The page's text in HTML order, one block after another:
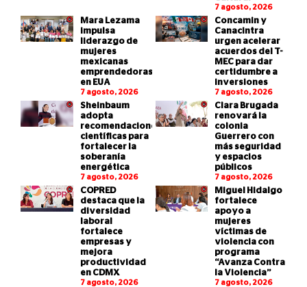
7 agosto, 2026
Mara Lezama
impulsa
liderazgo de
mujeres
mexicanas
emprendedoras
en EUA
7 agosto, 2026
Concamin y
Canacintra
urgen acelerar
acuerdos del T-
MEC para dar
certidumbre a
inversiones
7 agosto, 2026
Sheinbaum
adopta
recomendaciones
científicas para
fortalecer la
soberanía
energética
7 agosto, 2026
Clara Brugada
renovará la
colonia
Guerrero con
más seguridad
y espacios
públicos
7 agosto, 2026
COPRED
destaca que la
diversidad
laboral
fortalece
empresas y
mejora
productividad
en CDMX
7 agosto, 2026
Miguel Hidalgo
fortalece
apoyo a
mujeres
víctimas de
violencia con
programa
“Avanza Contra
la Violencia”
7 agosto, 2026